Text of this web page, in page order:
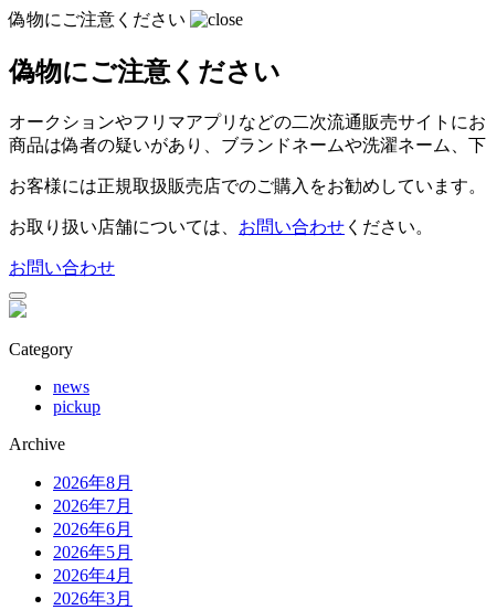
偽物にご注意ください
偽物にご注意ください
オークションやフリマアプリなどの二次流通販売サイトに
商品は偽者の疑いがあり、ブランドネームや洗濯ネーム、
お客様には正規取扱販売店でのご購入をお勧めしています。
お取り扱い店舗については、 お問い合わせ ください。
お問い合わせ
Category
news
pickup
Archive
2026年8月
2026年7月
2026年6月
2026年5月
2026年4月
2026年3月